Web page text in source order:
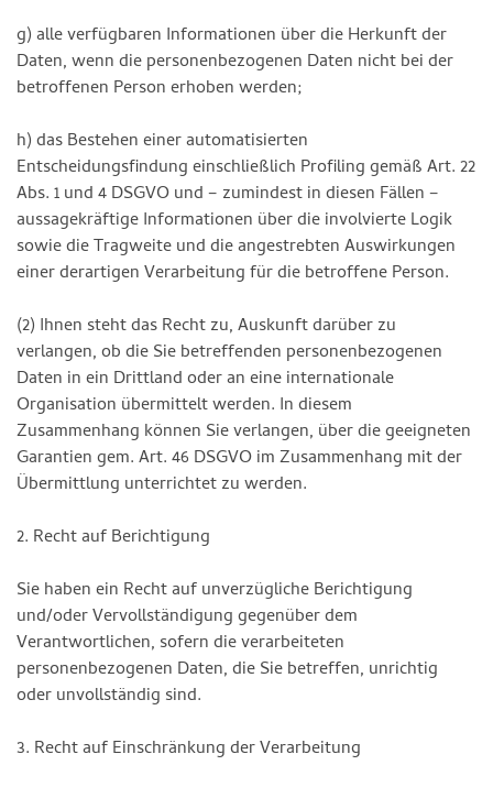
g) alle verfügbaren Informationen über die Herkunft der
Daten, wenn die personenbezogenen Daten nicht bei der
betroffenen Person erhoben werden;
h) das Bestehen einer automatisierten
Entscheidungsfindung einschließlich Profiling gemäß Art. 22
Abs. 1 und 4 DSGVO und – zumindest in diesen Fällen –
aussagekräftige Informationen über die involvierte Logik
sowie die Tragweite und die angestrebten Auswirkungen
einer derartigen Verarbeitung für die betroffene Person.
(2) Ihnen steht das Recht zu, Auskunft darüber zu
verlangen, ob die Sie betreffenden personenbezogenen
Daten in ein Drittland oder an eine internationale
Organisation übermittelt werden. In diesem
Zusammenhang können Sie verlangen, über die geeigneten
Garantien gem. Art. 46 DSGVO im Zusammenhang mit der
Übermittlung unterrichtet zu werden.
2. Recht auf Berichtigung
Sie haben ein Recht auf unverzügliche Berichtigung
und/oder Vervollständigung gegenüber dem
Verantwortlichen, sofern die verarbeiteten
personenbezogenen Daten, die Sie betreffen, unrichtig
oder unvollständig sind.
3. Recht auf Einschränkung der Verarbeitung